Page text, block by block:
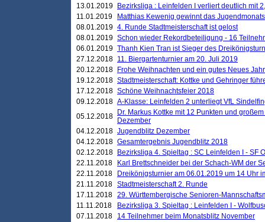
13.01.2019
Bezirksliga : Leinfelden I verliert deutlich mit
11.01.2019
Matthias Kewenig gewinnt das
08.01.2019 4. Runde Stadtmeisterschaft ist gelost
08.01.2019 Schon wieder Rekordbeteiligung - 16
06.01.2019 Thanh Kien Tran ist Sieger des
27.12.2018 11. Biergartenturnier am 20. Juli 2019
20.12.2018
Frohe Weihnachten und ein gutes Neues
19.12.2018 Stadtmeisterschaft: Kottke und Gehringer
17.12.2018 Schöne Weihnachtsfeier 2018
09.12.2018 A-Klasse: Leinfelden 2 unterliegt VfL
05.12.2018
Dr. Markus Kottke mit 12 Punkten und
Dezember
04.12.2018 Jugendblitz Dezember
04.12.2018 Gesamtergebnis Jugendblitz 2018
02.12.2018
Bezirksliga 4. Spieltag : SC Leinfelden I - SF
22.11.2018
Karl Brettschneider bei der Schach-WM der
22.11.2018
Dreikönigsturnier am 06.01.2019 um 14 Uhr
21.11.2018 Stadtmeisterschaft 2. Runde
17.11.2018 29. Württembergische Senioren-
11.11.2018
Bezirksliga 3. Spieltag : Leinfelden I -
07.11.2018
14 Teilnehmer beim Monatsblitz November